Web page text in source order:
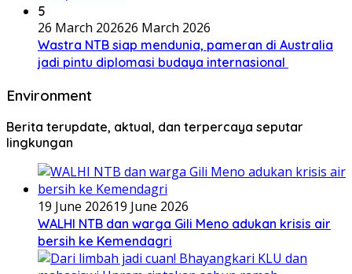
5
26 March 202626 March 2026
Wastra NTB siap mendunia, pameran di Australia
jadi pintu diplomasi budaya internasional
Environment
Berita terupdate, aktual, dan terpercaya seputar
lingkungan
19 June 202619 June 2026
WALHI NTB dan warga Gili Meno adukan krisis air
bersih ke Kemendagri